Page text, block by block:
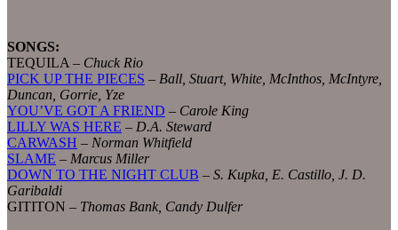
SONGS:
TEQUILA – Chuck Rio
PICK UP THE PIECES – Ball, Stuart, White, McInthos, McIntyre,
Duncan, Gorrie, Yze
YOU’VE GOT A FRIEND – Carole King
LILLY WAS HERE – D.A. Steward
CARWASH – Norman Whitfield
SLAME – Marcus Miller
DOWN TO THE NIGHT CLUB – S. Kupka, E. Castillo, J. D.
Garibaldi
GITITON – Thomas Bank, Candy Dulfer